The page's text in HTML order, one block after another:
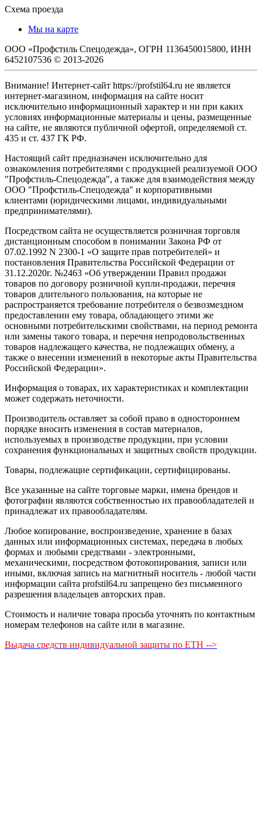
Схема проезда
Мы на карте
ООО «Профстиль Спецодежда», ОГРН 1136450015800, ИНН
6452107536 © 2013-2026
Внимание! Интернет-сайт https://profstil64.ru не является
интернет-магазином, информация на сайте носит
исключительно информационный характер и ни при каких
условиях информационные материалы и цены, размещенные
на сайте, не являются публичной офертой, определяемой ст.
435 и ст. 437 ГК РФ.
Настоящий сайт предназначен исключительно для
ознакомления потребителями с продукцией реализуемой ООО
"Профстиль-Спецодежда", а также для взаимодействия между
ООО "Профстиль-Спецодежда" и корпоративными
клиентами (юридическими лицами, индивидуальными
предпринимателями).
Посредством сайта не осуществляется розничная торговля
дистанционным способом в понимании Закона РФ от
07.02.1992 N 2300-1 «О защите прав потребителей» и
постановления Правительства Российской Федерации от
31.12.2020г. №2463 «Об утверждении Правил продажи
товаров по договору розничной купли-продажи, перечня
товаров длительного пользования, на которые не
распространяется требование потребителя о безвозмездном
предоставлении ему товара, обладающего этими же
основными потребительскими свойствами, на период ремонта
или замены такого товара, и перечня непродовольственных
товаров надлежащего качества, не подлежащих обмену, а
также о внесении изменений в некоторые акты Правительства
Российской Федерации».
Информация о товарах, их характеристиках и комплектации
может содержать неточности.
Производитель оставляет за собой право в одностороннем
порядке вносить изменения в состав материалов,
используемых в производстве продукции, при условии
сохранения функциональных и защитных свойств продукции.
Товары, подлежащие сертификации, сертифицированы.
Все указанные на сайте торговые марки, имена брендов и
фотографии являются собственностью их правообладателей и
принадлежат их правообладателям.
Любое копирование, воспроизведение, хранение в базах
данных или информационных системах, передача в любых
формах и любыми средствами - электронными,
механическими, посредством фотокопирования, записи или
иными, включая запись на магнитный носитель - любой части
информации сайта profstil64.ru запрещено без письменного
разрешения владельцев авторских прав.
Стоимость и наличие товара просьба уточнять по контактным
номерам телефонов на сайте или в магазине.
Выдача средств индивидуальной защиты по ЕТН -->